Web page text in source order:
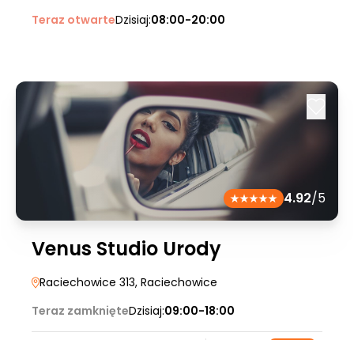
Teraz otwarteDzisiaj:08:00-20:00
4.92/5
Venus Studio Urody
Raciechowice 313, Raciechowice
Teraz zamknięteDzisiaj:09:00-18:00